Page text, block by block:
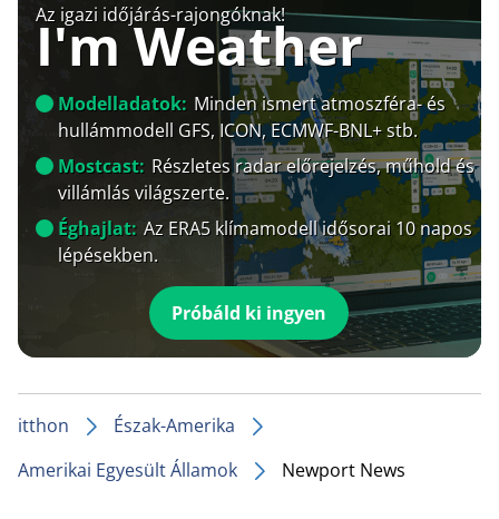
Az igazi időjárás-rajongóknak!
I'm Weather
Modelladatok: Minden ismert atmoszféra- és
hullámmodell GFS, ICON, ECMWF-BNL+ stb.
Mostcast: Részletes radar előrejelzés, műhold és
villámlás világszerte.
Éghajlat: Az ERA5 klímamodell idősorai 10 napos
lépésekben.
Próbáld ki ingyen
itthon
Észak-Amerika
Amerikai Egyesült Államok
Newport News